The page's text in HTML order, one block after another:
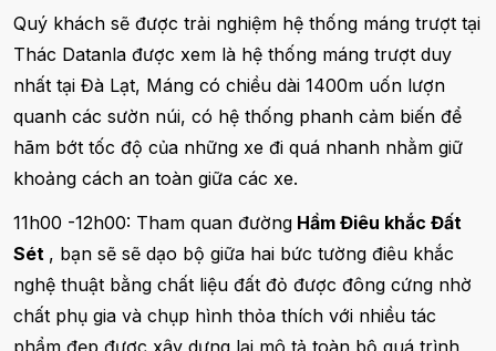
Quý khách sẽ được trải nghiệm hệ thống máng trượt tại
Thác Datanla được xem là hệ thống máng trượt duy
nhất tại Đà Lạt, Máng có chiều dài 1400m uốn lượn
quanh các sườn núi, có hệ thống phanh cảm biến để
hãm bớt tốc độ của những xe đi quá nhanh nhằm giữ
khoảng cách an toàn giữa các xe.
11h00 -12h00: Tham quan đường Hầm Điêu khắc Đất
Sét , bạn sẽ sẽ dạo bộ giữa hai bức tường điêu khắc
nghệ thuật bằng chất liệu đất đỏ được đông cứng nhờ
chất phụ gia và chụp hình thỏa thích với nhiều tác
phẩm đẹp được xây dựng lại mô tả toàn bộ quá trình